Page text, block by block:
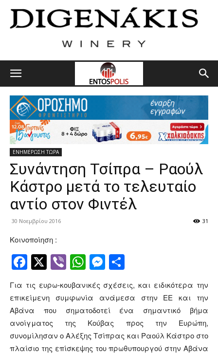
ΕΝΗΜΕΡΩΣΗ ΤΩΡΑ
Συνάντηση Τσίπρα – Ραούλ
Κάστρο μετά το τελευταίο
αντίο στον Φιντέλ
30 Νοεμβρίου 2016 31
Κοινοποίηση :
Facebook
Twitter
ViberWhatsApp
Messenger
Για τις ευρω-κουβανικές σχέσεις, και ειδικότερα την
επικείμενη συμφωνία ανάμεσα στην ΕΕ και την
Αβάνα που σηματοδοτεί ένα σημαντικό βήμα
ανοίγματος της Κούβας προς την Ευρώπη,
συνομίλησαν ο Αλέξης Τσίπρας και Ραούλ Κάστρο στο
πλαίσιο της επίσκεψης του πρωθυπουργού στην Αβάνα